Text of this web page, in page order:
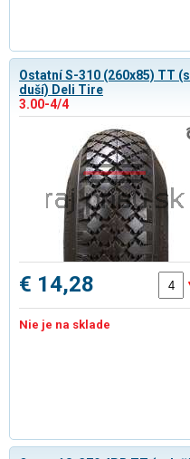
Ostatní S-310 (260x85) TT (s
duší) Deli Tire
3.00-4/4
€ 14,28
Nie je na sklade